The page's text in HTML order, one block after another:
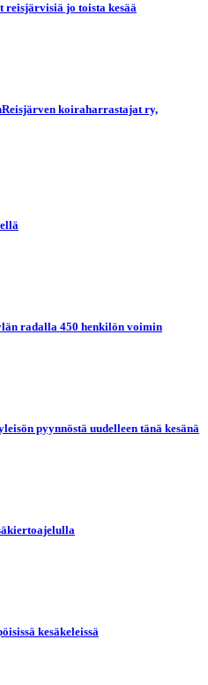
reisjärvisiä jo toista kesää
koiraharrastajat ry,
radalla 450 henkilön voimin
pyynnöstä uudelleen tänä kesänä
kesäkeleissä